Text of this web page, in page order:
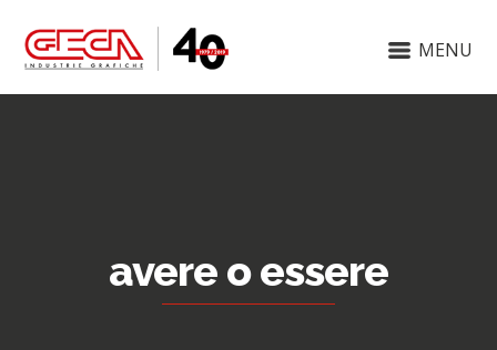
MENU
avere o essere